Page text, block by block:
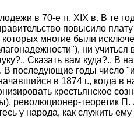
в 70-е гг. XIX в. В те
повысило
многие были
ни
Сказать вам куда?.. В
В последующие годы число
в 1874 г., когда
крестьянское
революционер-теоретик
у народа, как служить